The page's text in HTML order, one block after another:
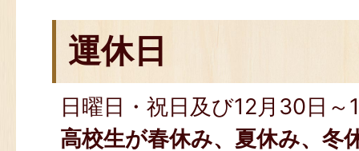
運休日
日曜日・祝日及び12月30日～
高校生が春休み、夏休み、冬